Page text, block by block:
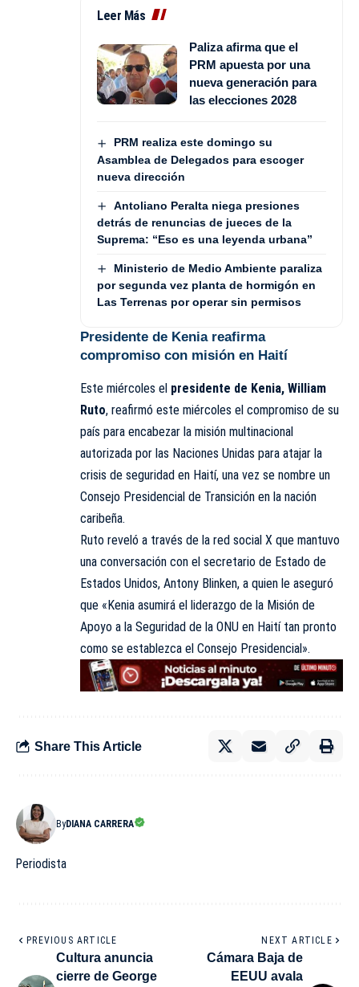
Leer Más
Paliza afirma que el
PRM apuesta por una
nueva generación para
las elecciones 2028
PRM realiza este domingo su
Asamblea de Delegados para escoger
nueva dirección
Antoliano Peralta niega presiones
detrás de renuncias de jueces de la
Suprema: “Eso es una leyenda urbana”
Ministerio de Medio Ambiente paraliza
por segunda vez planta de hormigón en
Las Terrenas por operar sin permisos
Presidente de Kenia reafirma
compromiso con misión en Haití
Este miércoles el presidente de Kenia, William
Ruto, reafirmó este miércoles el compromiso de su
país para encabezar la misión multinacional
autorizada por las Naciones Unidas para atajar la
crisis de seguridad en Haití, una vez se nombre un
Consejo Presidencial de Transición en la nación
caribeña.
Ruto reveló a través de la red social X que mantuvo
una conversación con el secretario de Estado de
Estados Unidos, Antony Blinken, a quien le aseguró
que «Kenia asumirá el liderazgo de la Misión de
Apoyo a la Seguridad de la ONU en Haití tan pronto
como se establezca el Consejo Presidencial».
Share This Article
ByDIANA CARRERA
Periodista
PREVIOUS ARTICLE
Cultura anuncia
cierre de George
NEXT ARTICLE
Cámara Baja de
EEUU avala